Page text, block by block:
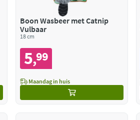
Boon Wasbeer met Catnip
Vulbaar
18 cm
5,99
Maandag in huis